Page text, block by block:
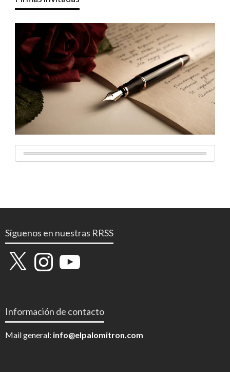
Síguenos en nuestras RRSS
X InstagramYouTube
Información de contacto
Mail general: info@elpalomitron.com